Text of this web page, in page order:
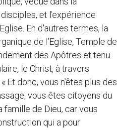
et l'expérience
En d'autres termes, la
de l'Eglise, Temple de
des Apôtres et tenu
le Christ, à travers
Et donc, vous n'êtes plus des
vous êtes citoyens du
famille de Dieu, car vous
qui a pour